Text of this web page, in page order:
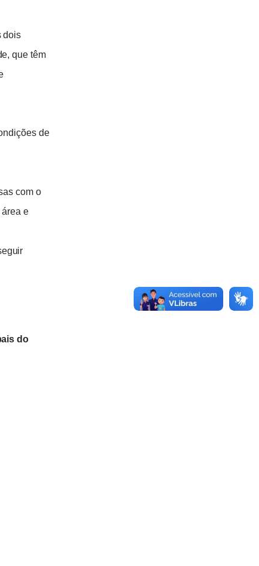
dois
que têm
de
com o
e
do